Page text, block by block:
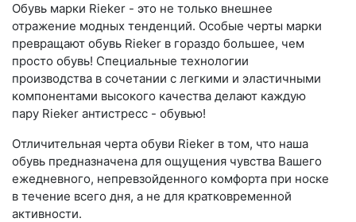
Обувь марки Rieker - это не только внешнее
отражение модных тенденций. Особые черты марки
превращают обувь Rieker в гораздо большее, чем
просто обувь! Специальные технологии
производства в сочетании с легкими и эластичными
компонентами высокого качества делают каждую
пару Rieker антистресс - обувью!
Отличительная черта обуви Rieker в том, что наша
обувь предназначена для ощущения чувства Вашего
ежедневного, непревзойденного комфорта при носке
в течение всего дня, а не для кратковременной
активности.